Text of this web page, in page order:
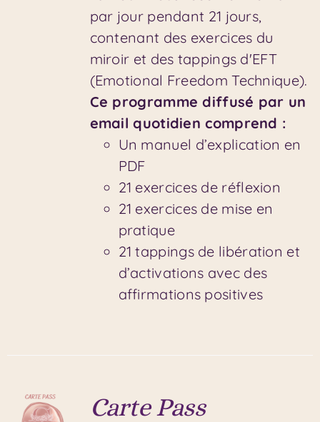
par jour pendant 21 jours,
contenant des exercices du
miroir et des tappings d'EFT
(Emotional Freedom Technique).
Ce programme diffusé par un
email quotidien comprend :
Un manuel d’explication en
PDF
21 exercices de réflexion
21 exercices de mise en
pratique
21 tappings de libération et
d’activations avec des
affirmations positives
Carte Pass